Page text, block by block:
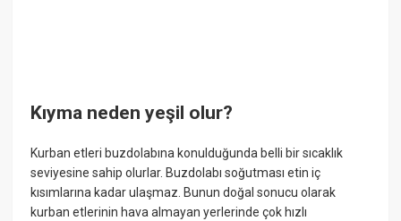
Kıyma neden yeşil olur?
Kurban etleri buzdolabına konulduğunda belli bir sıcaklık
seviyesine sahip olurlar. Buzdolabı soğutması etin iç
kısımlarına kadar ulaşmaz. Bunun doğal sonucu olarak
kurban etlerinin hava almayan yerlerinde çok hızlı